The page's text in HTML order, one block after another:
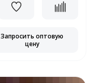
Запросить оптовую
цену